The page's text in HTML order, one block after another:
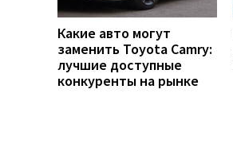
Какие авто могут
заменить Toyota Camry:
лучшие доступные
конкуренты на рынке